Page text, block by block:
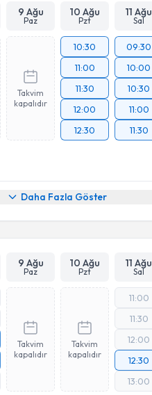
9 Ağu
Paz
10 Ağu
Pzt
11 Ağu
Sal
Takvim
kapalıdır
10:30
11:00
11:30
12:00
12:30
09:30
10:00
10:30
11:00
11:30
Daha Fazla Göster
9 Ağu
Paz
10 Ağu
Pzt
11 Ağu
Sal
Takvim
kapalıdır
Takvim
kapalıdır
11:00
11:30
12:00
12:30
13:00